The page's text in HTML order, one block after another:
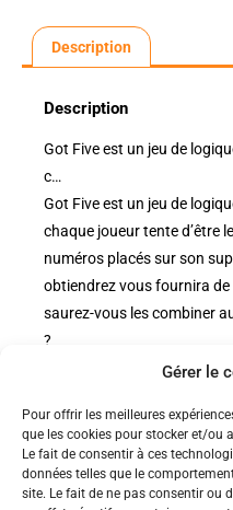
Gérer le
Pour offrir les meilleures
que les cookies pour stocker et/ou
Le fait de consentir à ces
données telles que le
site. Le fait de ne pas consentir ou
Description
Description
Got Five est un jeu de
c…
Got Five est un jeu de
chaque joueur tente d’être
numéros placés sur son
obtiendrez vous fournira
saurez-vous les combiner
?
Nos pages
Nos évènements